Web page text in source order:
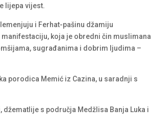
lijepa vijest.
i Ferhat-pašinu džamiju
koja je obredni čin muslimana
sugrađanima i dobrim ljudima –
porodica Memić iz Cazina, u saradnji s
s područja Medžlisa Banja Luka i